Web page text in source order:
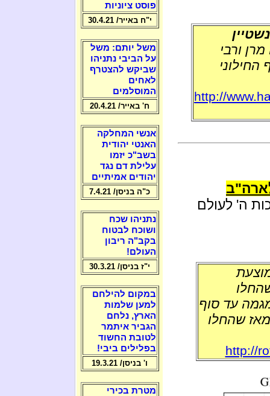
ורבי
http://
ה' לעולם
המגמה עד סוף
מאז שהחלו
http://
פוסט ציוניות
י"ח באייר/ 30.4.21
משל יותם: משל
על הביבי נתניהו
שביקש להצטרף
לאחים
המוסלמים
ח' באייר/ 20.4.21
אנשי המחלקה
האנטי יהודית
בשב"כ יזמו
עלילת דם נגד
יהודים אמיתיים
כ"ה בניסן/ 7.4.21
נתניהו שכח
ושוכח לבטוח
בקב"ה ריבון
העולם!
י"ז בניסן/ 30.3.21
במקום להילחם
למען שלמות
הארץ, נלחם
הגביר איתמר
לטובת החשוד
בפלילים ביבי!
ו' בניסן/ 19.3.21
מטרת בכירי